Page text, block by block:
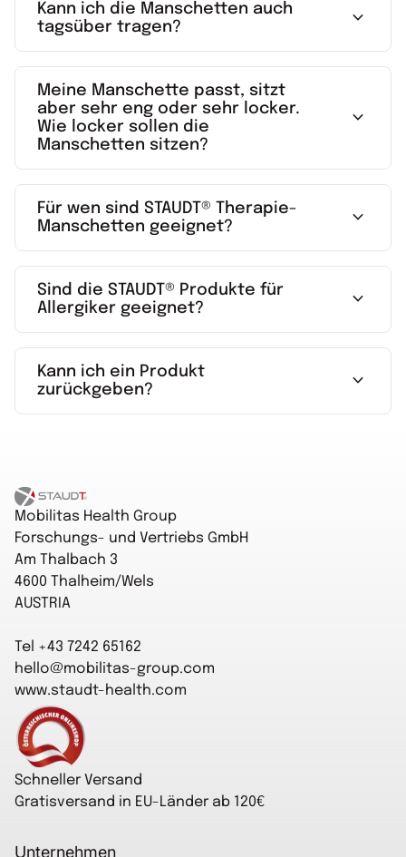
Kann ich die Manschetten auch
tagsüber tragen?
expand_more
Meine Manschette passt, sitzt
aber sehr eng oder sehr locker.
Wie locker sollen die
Manschetten sitzen?
expand_more
Für wen sind STAUDT® Therapie-
Manschetten geeignet?
expand_more
Sind die STAUDT® Produkte für
Allergiker geeignet?
expand_more
Kann ich ein Produkt
zurückgeben?
expand_more
Startseite
Mobilitas Health Group
Forschungs- und Vertriebs GmbH
Am Thalbach 3
4600 Thalheim/Wels
AUSTRIA
Tel +43 7242 65162
hello@mobilitas-group.com
www.staudt-health.com
Startseite
Schneller Versand
Gratisversand in EU-Länder ab 120€
Unternehmen